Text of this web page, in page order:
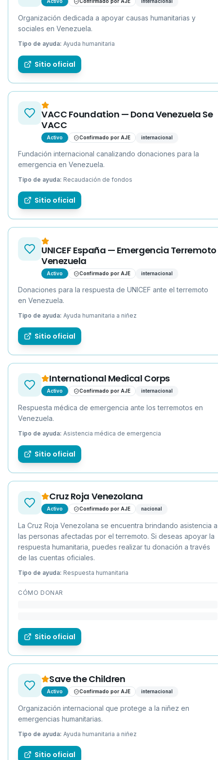
Organización dedicada a apoyar causas humanitarias y
sociales en Venezuela.
Tipo de ayuda: Ayuda humanitaria
Sitio oficial
VACC Foundation — Dona Venezuela Se
VACC
Activo Confirmado por AJE internacional
Fundación internacional canalizando donaciones para la
emergencia en Venezuela.
Tipo de ayuda: Recaudación de fondos
Sitio oficial
UNICEF España — Emergencia Terremoto
Venezuela
Activo Confirmado por AJE internacional
Donaciones para la respuesta de UNICEF ante el terremoto
en Venezuela.
Tipo de ayuda: Ayuda humanitaria a niñez
Sitio oficial
International Medical Corps
Activo Confirmado por AJE internacional
Respuesta médica de emergencia ante los terremotos en
Venezuela.
Tipo de ayuda: Asistencia médica de emergencia
Sitio oficial
Cruz Roja Venezolana
Activo Confirmado por AJE nacional
La Cruz Roja Venezolana se encuentra brindando asistencia a
las personas afectadas por el terremoto. Si deseas apoyar la
respuesta humanitaria, puedes realizar tu donación a través
de las cuentas oficiales.
Tipo de ayuda: Respuesta humanitaria
CÓMO DONAR
Sitio oficial
Save the Children
Activo Confirmado por AJE internacional
Organización internacional que protege a la niñez en
emergencias humanitarias.
Tipo de ayuda: Ayuda humanitaria a niñez
Sitio oficial